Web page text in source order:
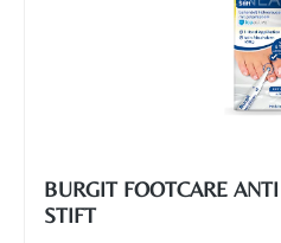
BURGIT FOOTCARE
STIFT